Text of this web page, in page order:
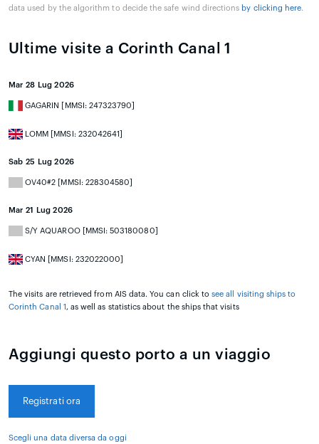
data used by the algorithm to decide the safe wind directions by clicking here.
Ultime visite a Corinth Canal 1
Mar 28 Lug 2026
GAGARIN [MMSI: 247323790]
LOMM [MMSI: 232042641]
Sab 25 Lug 2026
OV40#2 [MMSI: 228304580]
Mar 21 Lug 2026
S/Y AQUAROO [MMSI: 503180080]
CYAN [MMSI: 232022000]
The visits are retrieved from AIS data. You can click tosee all visiting ships to
Corinth Canal 1, as well as statistics about the ships that visits
Aggiungi questo porto a un viaggio
Registrati ora
Scegli una data diversa da oggi